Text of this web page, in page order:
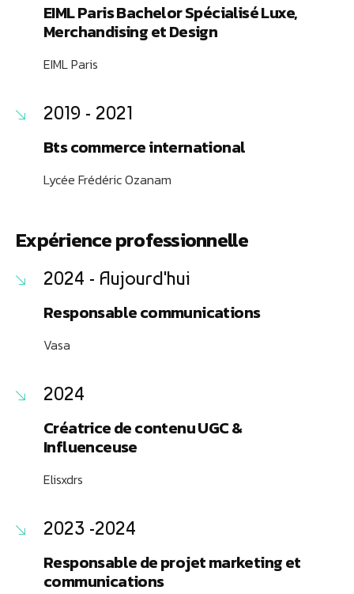
EIML Paris Bachelor Spécialisé Luxe,
Merchandising et Design
EIML Paris
2019 - 2021
Bts commerce international
Lycée Frédéric Ozanam
Expérience professionnelle
2024 - Aujourd'hui
Responsable communications
Vasa
2024
Créatrice de contenu UGC &
Influenceuse
Elisxdrs
2023 -2024
Responsable de projet marketing et
communications